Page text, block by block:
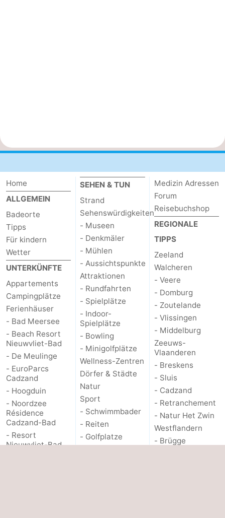
Home
ALLGEMEIN
Badeorte
Tipps
Für kindern
Wetter
UNTERKÜNFTE
Appartements
Campingplätze
Ferienhäuser
- Bad Meersee
- Beach Resort
Nieuwvliet-Bad
- De Meulinge
- EuroParcs
Cadzand
- Hoogduin
- Noordzee
Résidence
Cadzand-Bad
- Resort
Nieuwvliet-Bad
SEHEN & TUN
Strand
Sehenswürdigkeiten
- Museen
- Denkmäler
- Mühlen
- Aussichtspunkte
Attraktionen
- Rundfahrten
- Spielplätze
- Indoor-
Spielplätze
- Bowling
- Minigolfplätze
Wellness-Zentren
Dörfer & Städte
Natur
Sport
- Schwimmbader
- Reiten
- Golfplatze
Medizin Adressen
Forum
Reisebuchshop
REGIONALE
TIPPS
Zeeland
Walcheren
- Veere
- Domburg
- Zoutelande
- Vlissingen
- Middelburg
Zeeuws-
Vlaanderen
- Breskens
- Sluis
- Cadzand
- Retranchement
- Natur Het Zwin
Westflandern
- Brügge